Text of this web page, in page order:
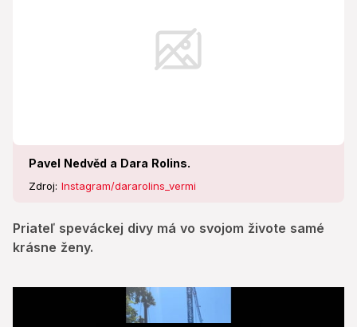
Pavel Nedvěd a Dara Rolins.
Zdroj: Instagram/dararolins_vermi
Priateľ speváckej divy má vo svojom živote samé
krásne ženy.